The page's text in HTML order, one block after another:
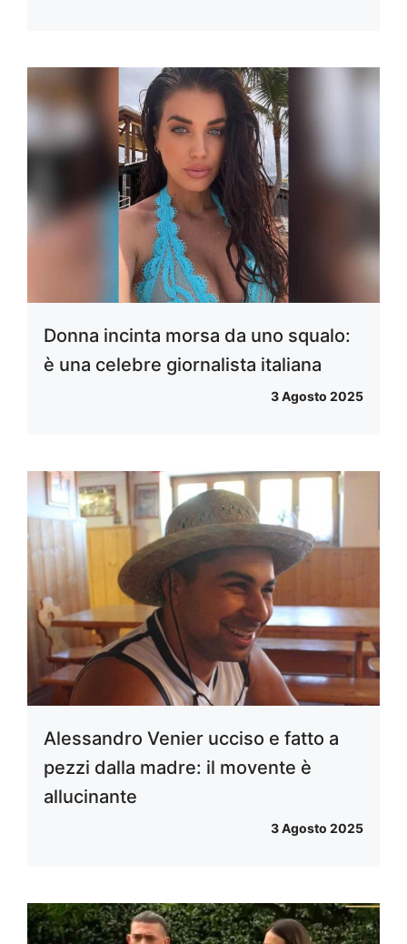
Donna incinta morsa da uno squalo:
è una celebre giornalista italiana
3 Agosto 2025
Alessandro Venier ucciso e fatto a
pezzi dalla madre: il movente è
allucinante
3 Agosto 2025